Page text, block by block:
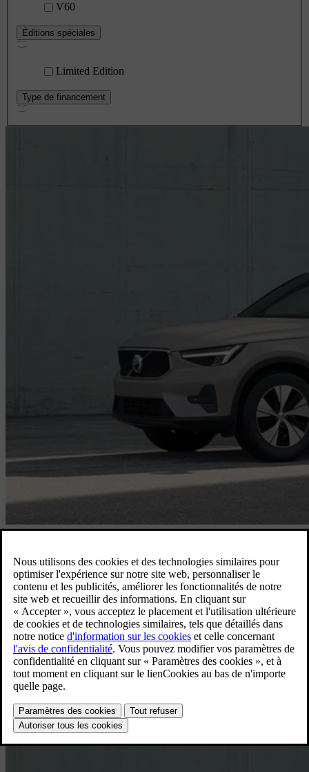
V60
Éditions spéciales
Limited Edition
Type de financement
XC40
Volvo XC40 B3 Mild Hybrid Core Limited Edition pour
les particuliers à.p.d. 35.990 € TVA incl.[1]
Achat pour les particuliers
Voir l'offre